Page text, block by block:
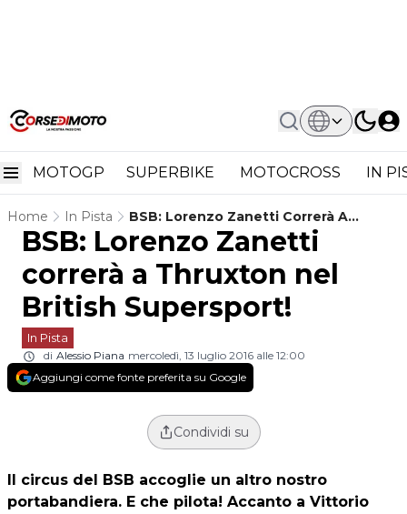
MOTOGP SUPERBIKE MOTOCROSS IN
Home In Pista
BSB: Lorenzo Zanetti Correrà A
Thruxton Nel British Supersport!
BSB: Lorenzo Zanetti
correrà a Thruxton nel
British Supersport!
In Pista
di Alessio Piana mercoledì, 13 luglio 2016 alle 12:00
Aggiungi come fonte preferita su Google
Condividi su
Il circus del BSB accoglie un altro nostro
portabandiera. E che pilota! Accanto a Vittorio